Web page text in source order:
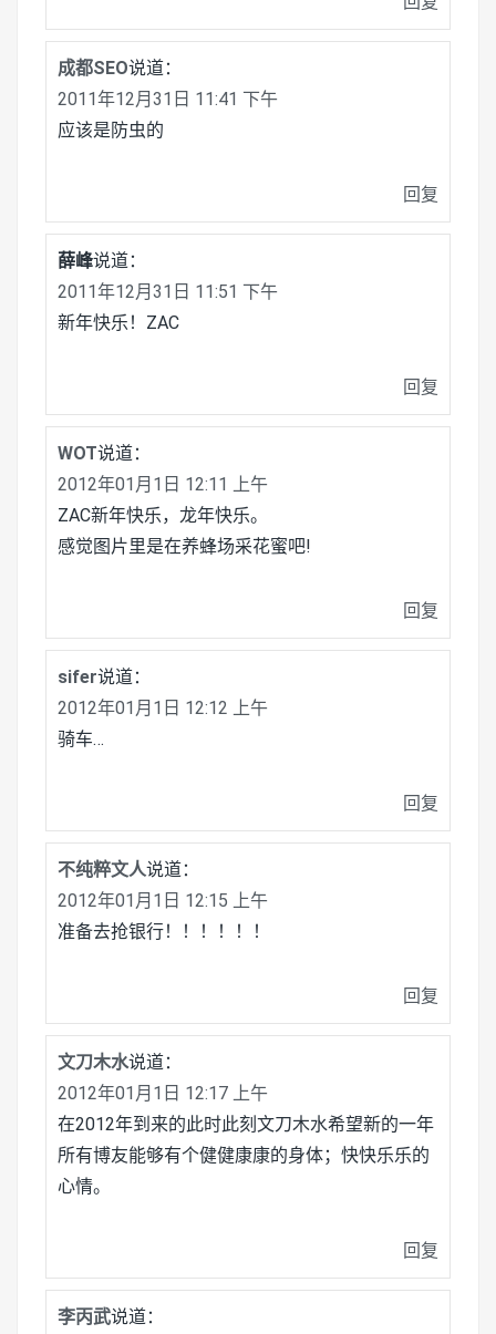
成都SEO说道：
2011年12月31日 11:41 下午
应该是防虫的
回复
薛峰说道：
2011年12月31日 11:51 下午
新年快乐！ZAC
回复
WOT说道：
2012年01月1日 12:11 上午
ZAC新年快乐，龙年快乐。
感觉图片里是在养蜂场采花蜜吧!
回复
sifer说道：
2012年01月1日 12:12 上午
骑车…
回复
不纯粹文人说道：
2012年01月1日 12:15 上午
准备去抢银行！！！！！！
回复
文刀木水说道：
2012年01月1日 12:17 上午
在2012年到来的此时此刻文刀木水希望新的一年
所有博友能够有个健健康康的身体；快快乐乐的
心情。
回复
李丙武说道：